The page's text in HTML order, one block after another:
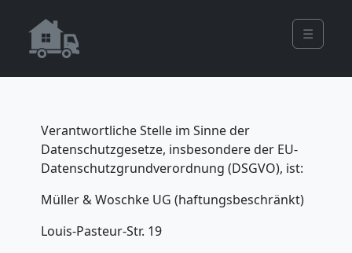
☰
Verantwortliche Stelle im Sinne der
Datenschutzgesetze, insbesondere der EU-
Datenschutzgrundverordnung (DSGVO), ist:
Müller & Woschke UG (haftungsbeschränkt)
Louis-Pasteur-Str. 19